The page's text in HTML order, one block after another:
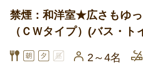
禁煙：和洋室★広さもゆ
（ＣＷタイプ）(バス・ト
2～4名